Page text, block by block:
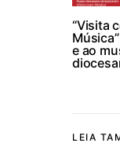
“Visita
e ao
LEIA